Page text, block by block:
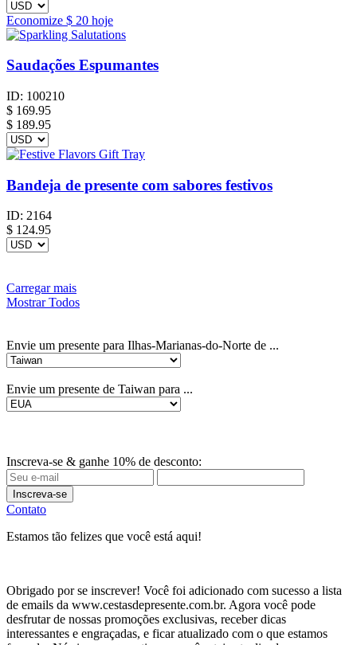
Economize $ 20 hoje
Saudações Espumantes
ID: 100210
$ 169.95
$ 189.95
Bandeja de presente com sabores festivos
ID: 2164
$ 124.95
Carregar mais
Mostrar Todos
Envie um presente para Ilhas-Marianas-do-Norte de ...
Envie um presente de Taiwan para ...
Inscreva-se & ganhe 10% de desconto:
Inscreva-se
Contato
Estamos tão felizes que você está aqui!
Obrigado por se inscrever! Você foi adicionado com sucesso a lista
de emails da www.cestasdepresente.com.br. Agora você pode
desfrutar de nossas promoções exclusivas, receber dicas
interessantes e engraçadas, e ficar atualizado com o que estamos